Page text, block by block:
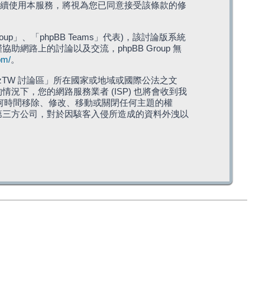
使用本服務，將視為您已同意接受該條款的修
」、「phpBB Teams」代表)，該討論版系統
助網路上的討論以及交流，phpBB Group 無
。
討論區」所在國家或地域或國際公法之文
況下，您的網路服務業者 (ISP) 也將會收到我
間移除、修改、移動或關閉任何主題的權
方公司，對於因駭客入侵所造成的資料外洩以